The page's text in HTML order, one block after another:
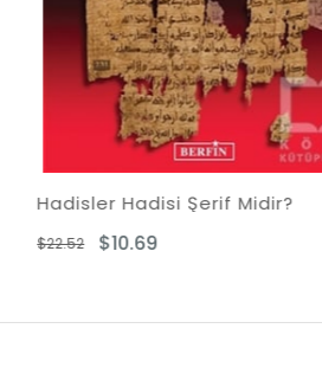
Allah'ın Son Elçisi
$25.43